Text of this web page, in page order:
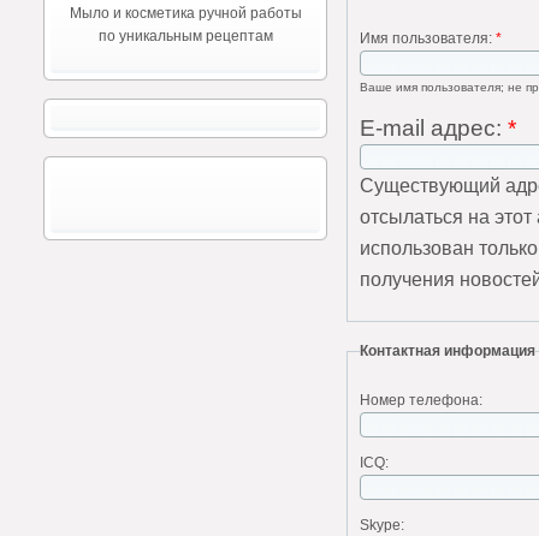
Мыло и косметика ручной работы
по уникальным рецептам
Имя пользователя: *
Ваше имя пользователя; не
E-mail адрес: *
Существующий
отсылаться на
использован
получения
Контактная информация
Номер телефона:
ICQ:
Skype: